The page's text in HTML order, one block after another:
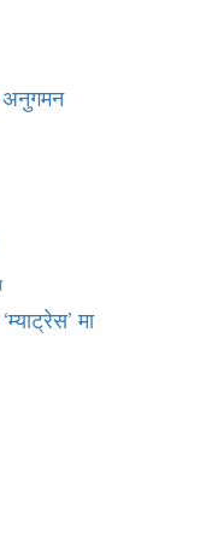
अनुगमन
मा